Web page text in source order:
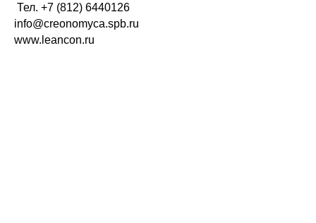
Тел. +7 (812) 6440126
info@creonomyca.spb.ru
www.leancon.ru